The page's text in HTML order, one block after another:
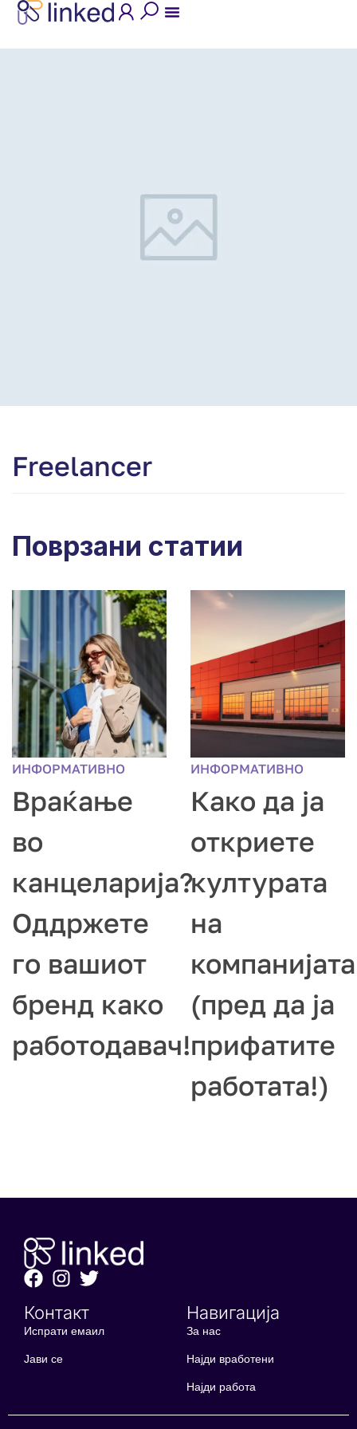
Freelancer
Поврзани статии
ИНФОРМАТИВНО
Враќање
во
канцеларија?
Оддржете
го вашиот
бренд како
работодавач!
ИНФОРМАТИВНО
Како да ја
откриете
културата
на
компанијата
(пред да ја
прифатите
работата!)
Контакт
Испрати емаил
Јави се
Навигација
За нас
Најди вработени
Најди работа